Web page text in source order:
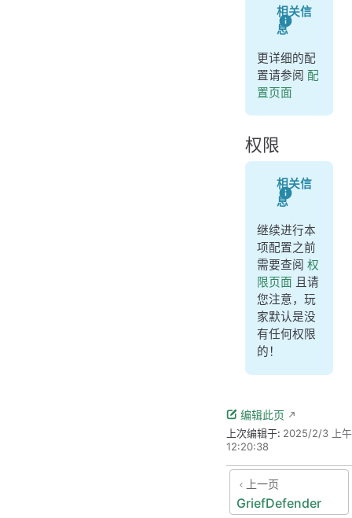
相关信
息
更详细的配
置请参阅 配
置页面
权限
相关信
息
继续进行本
项配置之前
需要查阅 权
限页面 且请
您注意，玩
家默认是没
有任何权限
的！
编辑此页
上次编辑于: 2025/2/3 上午
12:20:38
上一页
GriefDefender